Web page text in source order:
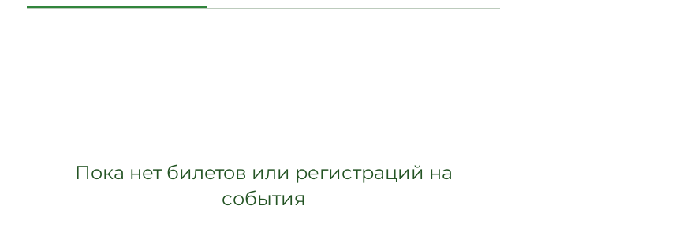
Пока нет билетов или регистраций на
события